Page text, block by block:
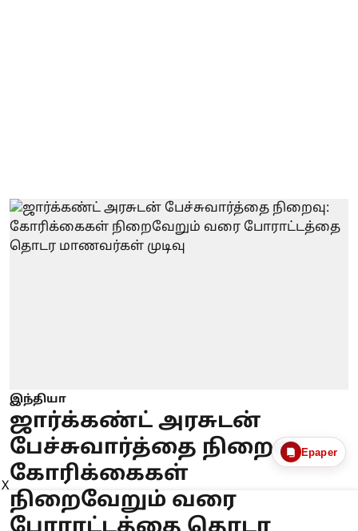
இந்தியா
ஜார்க்கண்ட் அரசுடன்
பேச்சுவார்த்தை நிறைவு:
கோரிக்கைகள்
நிறைவேறும் வரை
Epaper
X